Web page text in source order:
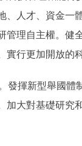
、人才、資金一
管理自主權。健
實行更加開放的
揮新型舉國體
加大對基礎研究